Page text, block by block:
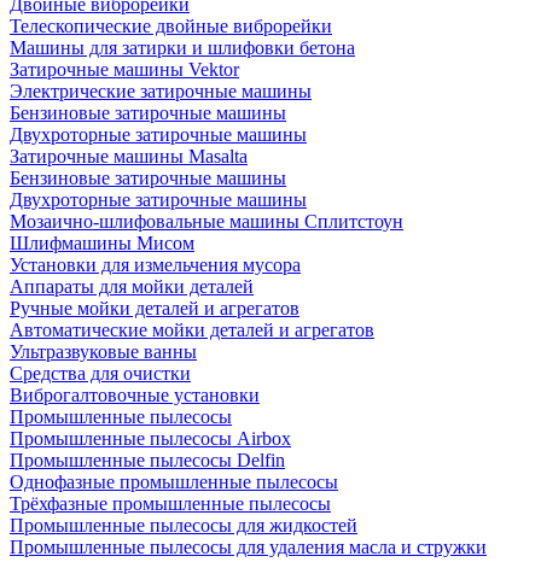
Двойные виброрейки
Телескопические двойные виброрейки
Машины для затирки и шлифовки бетона
Затирочные машины Vektor
Электрические затирочные машины
Бензиновые затирочные машины
Двухроторные затирочные машины
Затирочные машины Masalta
Бензиновые затирочные машины
Двухроторные затирочные машины
Мозаично-шлифовальные машины Сплитстоун
Шлифмашины Мисом
Установки для измельчения мусора
Аппараты для мойки деталей
Ручные мойки деталей и агрегатов
Автоматические мойки деталей и агрегатов
Ультразвуковые ванны
Средства для очистки
Виброгалтовочные установки
Промышленные пылесосы
Промышленные пылесосы Airbox
Промышленные пылесосы Delfin
Однофазные промышленные пылесосы
Трёхфазные промышленные пылесосы
Промышленные пылесосы для жидкостей
Промышленные пылесосы для удаления масла и стружки